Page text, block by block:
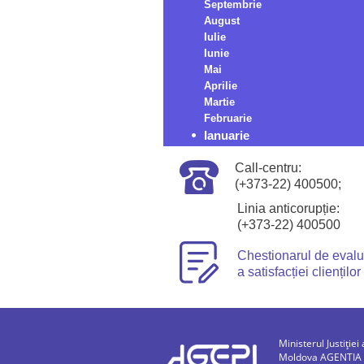
Septembrie
August
Iulie
Iunie
Mai
Aprilie
Martie
Februarie
Ianuarie
Call-centru:
(+373-22) 400500;
Linia anticorupție:
(+373-22) 400500
Chestionarul de
a satisfacției clienților
Ministerul Justiției
Moldova AGENTIA